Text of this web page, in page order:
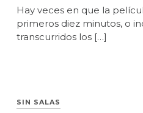
Hay veces en que la
primeros diez minutos, o
transcurridos los […]
SIN SALAS